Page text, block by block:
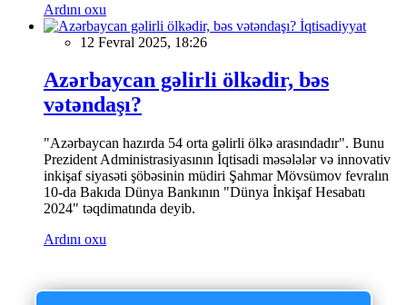
Ardını oxu
İqtisadiyyat
12 Fevral 2025, 18:26
Azərbaycan gəlirli ölkədir, bəs
vətəndaşı?
"Azərbaycan hazırda 54 orta gəlirli ölkə arasındadır". Bunu
Prezident Administrasiyasının İqtisadi məsələlər və innovativ
inkişaf siyasəti şöbəsinin müdiri Şahmar Mövsümov fevralın
10-da Bakıda Dünya Bankının "Dünya İnkişaf Hesabatı
2024" təqdimatında deyib.
Ardını oxu